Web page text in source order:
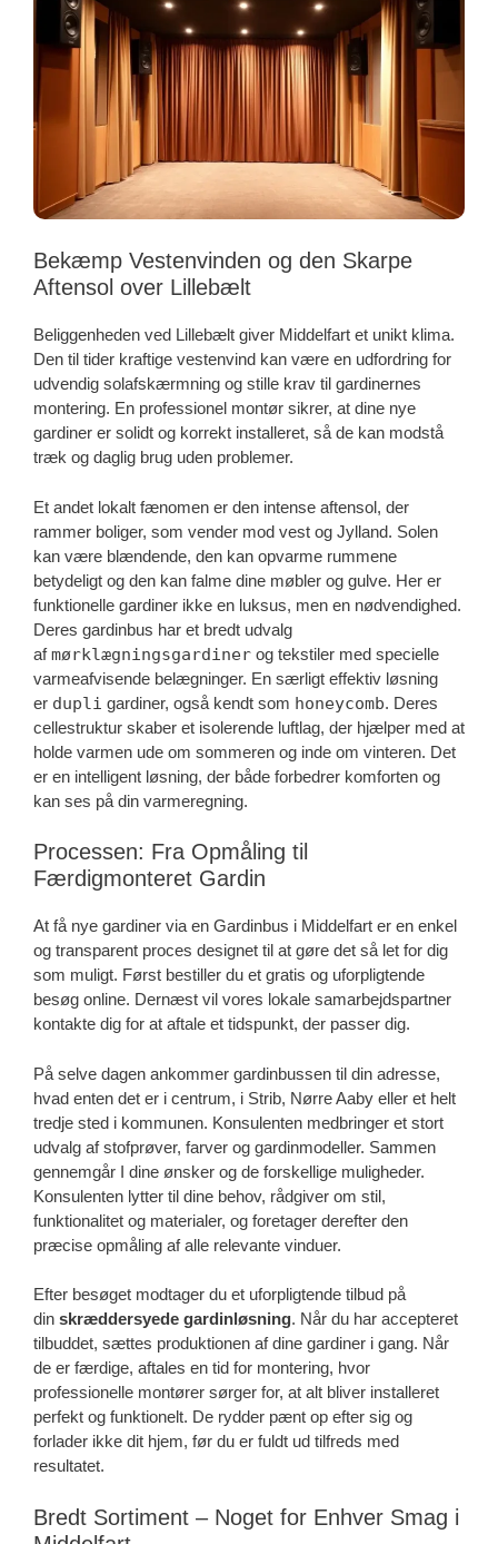
Bekæmp Vestenvinden og den Skarpe
Aftensol over Lillebælt
Beliggenheden ved Lillebælt giver Middelfart et unikt klima.
Den til tider kraftige vestenvind kan være en udfordring for
udvendig solafskærmning og stille krav til gardinernes
montering. En professionel montør sikrer, at dine nye
gardiner er solidt og korrekt installeret, så de kan modstå
træk og daglig brug uden problemer.
Et andet lokalt fænomen er den intense aftensol, der
rammer boliger, som vender mod vest og Jylland. Solen
kan være blændende, den kan opvarme rummene
betydeligt og den kan falme dine møbler og gulve. Her er
funktionelle gardiner ikke en luksus, men en nødvendighed.
Deres gardinbus har et bredt udvalg
afmørklægningsgardiner og tekstiler med specielle
varmeafvisende belægninger. En særligt effektiv løsning
er dupli gardiner, også kendt som honeycomb. Deres
cellestruktur skaber et isolerende luftlag, der hjælper med at
holde varmen ude om sommeren og inde om vinteren. Det
er en intelligent løsning, der både forbedrer komforten og
kan ses på din varmeregning.
Processen: Fra Opmåling til
Færdigmonteret Gardin
At få nye gardiner via en Gardinbus i Middelfart er en enkel
og transparent proces designet til at gøre det så let for dig
som muligt. Først bestiller du et gratis og uforpligtende
besøg online. Dernæst vil vores lokale samarbejdspartner
kontakte dig for at aftale et tidspunkt, der passer dig.
På selve dagen ankommer gardinbussen til din adresse,
hvad enten det er i centrum, i Strib, Nørre Aaby eller et helt
tredje sted i kommunen. Konsulenten medbringer et stort
udvalg af stofprøver, farver og gardinmodeller. Sammen
gennemgår I dine ønsker og de forskellige muligheder.
Konsulenten lytter til dine behov, rådgiver om stil,
funktionalitet og materialer, og foretager derefter den
præcise opmåling af alle relevante vinduer.
Efter besøget modtager du et uforpligtende tilbud på
din skræddersyede gardinløsning. Når du har accepteret
tilbuddet, sættes produktionen af dine gardiner i gang. Når
de er færdige, aftales en tid for montering, hvor
professionelle montører sørger for, at alt bliver installeret
perfekt og funktionelt. De rydder pænt op efter sig og
forlader ikke dit hjem, før du er fuldt ud tilfreds med
resultatet.
Bredt Sortiment – Noget for Enhver Smag i